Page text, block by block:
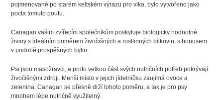
pojmenované po starém keltském výrazu pro vlka, bylo vytvořeno jako
pocta tomuto poutu.
Canagan vašim zvířecím společníkům poskytuje biologicky hodnotné
živiny s ideálním poměrem živočišných a rostlinných bílkovin, s bonusem
v podobě prospěšných bylin.
Psi jsou masožravci, a proto velkou část svých nutričních potřeb pokrývají
živočišnými zdroji. Menší místo v jejich jídelníčku zaujímá ovoce a
zelenina. Canagan se přesně drží tohoto poměru, a tak je pro psy
mnohem lépe nutričně využitelný.